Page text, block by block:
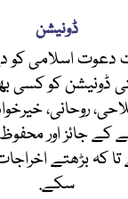
ڈونیشن
دعوت اسلامی کو
کو کسی
روحانی،
کے جائز اور
کہ بڑھتے اخراجات
سکے.